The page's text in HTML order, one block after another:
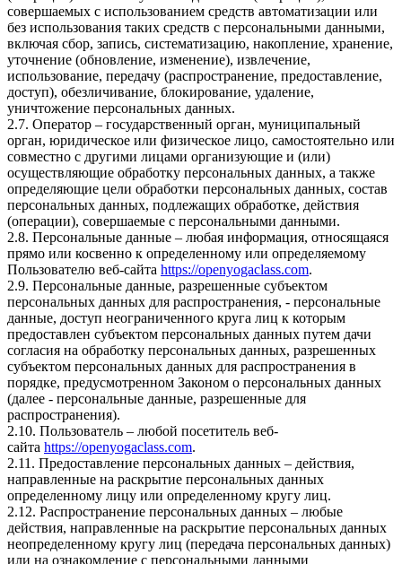
совершаемых с использованием средств автоматизации или
без использования таких средств с персональными данными,
включая сбор, запись, систематизацию, накопление, хранение,
уточнение (обновление, изменение), извлечение,
использование, передачу (распространение, предоставление,
доступ), обезличивание, блокирование, удаление,
уничтожение персональных данных.
2.7. Оператор – государственный орган, муниципальный
орган, юридическое или физическое лицо, самостоятельно или
совместно с другими лицами организующие и (или)
осуществляющие обработку персональных данных, а также
определяющие цели обработки персональных данных, состав
персональных данных, подлежащих обработке, действия
(операции), совершаемые с персональными данными.
2.8. Персональные данные – любая информация, относящаяся
прямо или косвенно к определенному или определяемому
Пользователю веб-сайта https://openyogaclass.com.
2.9. Персональные данные, разрешенные субъектом
персональных данных для распространения, - персональные
данные, доступ неограниченного круга лиц к которым
предоставлен субъектом персональных данных путем дачи
согласия на обработку персональных данных, разрешенных
субъектом персональных данных для распространения в
порядке, предусмотренном Законом о персональных данных
(далее - персональные данные, разрешенные для
распространения).
2.10. Пользователь – любой посетитель веб-
сайта https://openyogaclass.com.
2.11. Предоставление персональных данных – действия,
направленные на раскрытие персональных данных
определенному лицу или определенному кругу лиц.
2.12. Распространение персональных данных – любые
действия, направленные на раскрытие персональных данных
неопределенному кругу лиц (передача персональных данных)
или на ознакомление с персональными данными